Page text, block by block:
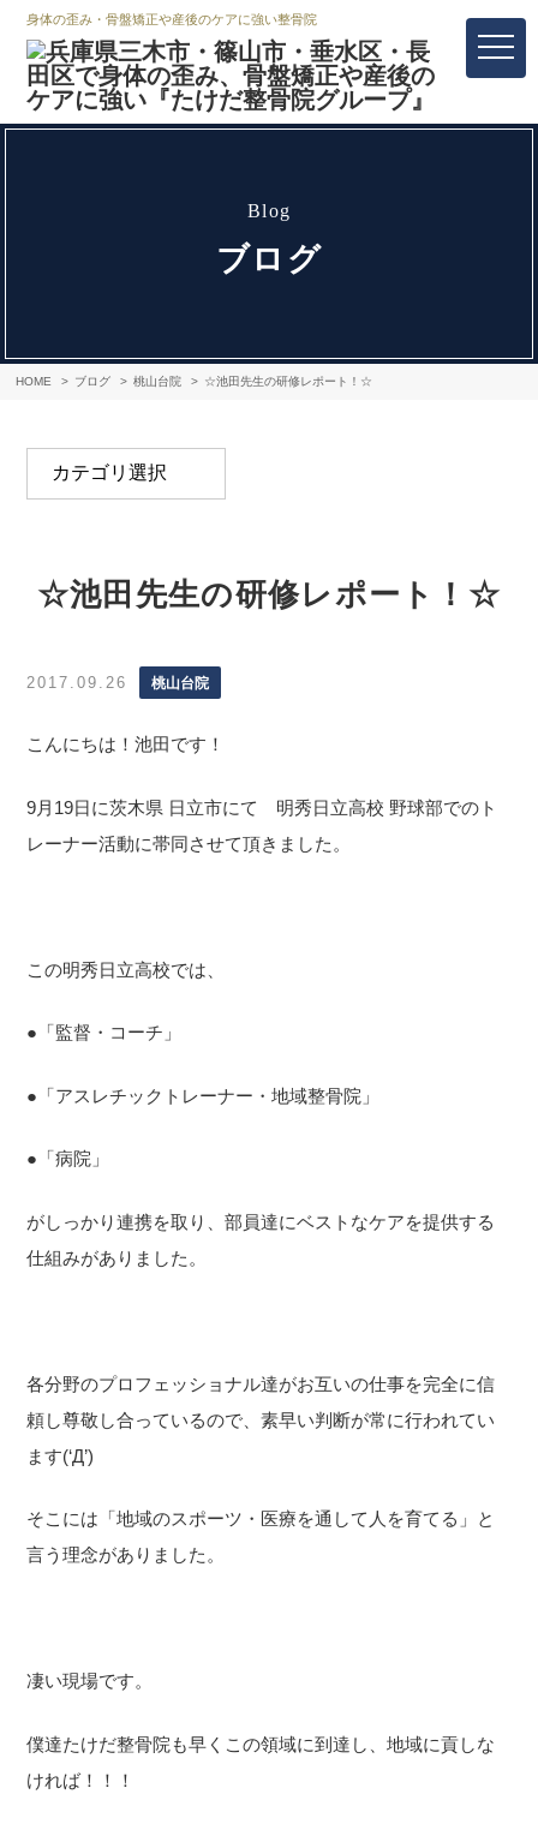
身体の歪み・骨盤矯正や産後のケアに強い整骨院
blog
ブログ
HOME ブログ 桃山台院 ☆池田先生の研修レポート！☆
☆池田先生の研修レポート！☆
2017.09.26 桃山台院
こんにちは！池田です！
9月19日に茨木県 日立市にて 明秀日立高校 野球部でのト
レーナー活動に帯同させて頂きました。
この明秀日立高校では、
●「監督・コーチ」
●「アスレチックトレーナー・地域整骨院」
●「病院」
がしっかり連携を取り、部員達にベストなケアを提供する
仕組みがありました。
各分野のプロフェッショナル達がお互いの仕事を完全に信
頼し尊敬し合っているので、素早い判断が常に行われてい
ます(‘Д’)
そこには「地域のスポーツ・医療を通して人を育てる」と
言う理念がありました。
凄い現場です。
僕達たけだ整骨院も早くこの領域に到達し、地域に貢しな
ければ！！！